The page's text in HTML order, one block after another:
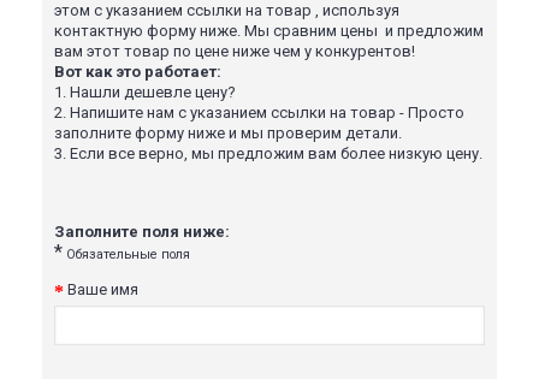
этом с указанием ссылки на товар , используя
контактную форму ниже. Мы сравним цены и предложим
вам этот товар по цене ниже чем у конкурентов!
Вот как это работает:
1. Нашли дешевле цену?
2. Напишите нам с указанием ссылки на товар - Просто
заполните форму ниже и мы проверим детали.
3. Если все верно, мы предложим вам более низкую цену.
Заполните поля ниже:
* Обязательные поля
Ваше имя